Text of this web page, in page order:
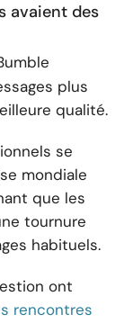
avaient des
plus
qualité.
se
mondiale
que les
tournure
habituels.
ont
rencontres